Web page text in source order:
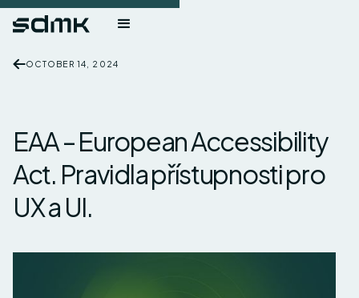
OCTOBER 14, 2024
EAA – European Accessibility
Act. Pravidla přístupnosti pro
UX a UI.